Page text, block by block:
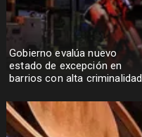
Gobierno evalúa nuevo
estado de excepción en
barrios con alta criminalidad